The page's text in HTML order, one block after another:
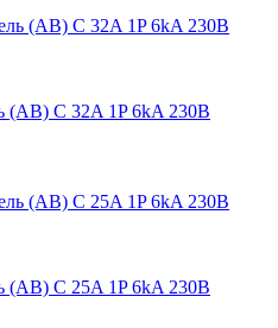
(АВ) C 32A 1P 6kA 230В
(АВ) C 25A 1P 6kA 230В